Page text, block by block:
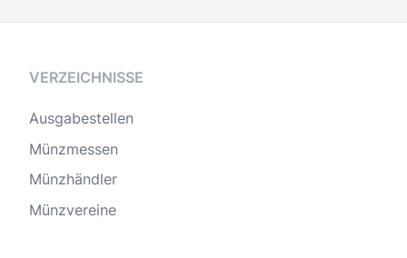
VERZEICHNISSE
Ausgabestellen
Münzmessen
Münzhändler
Münzvereine